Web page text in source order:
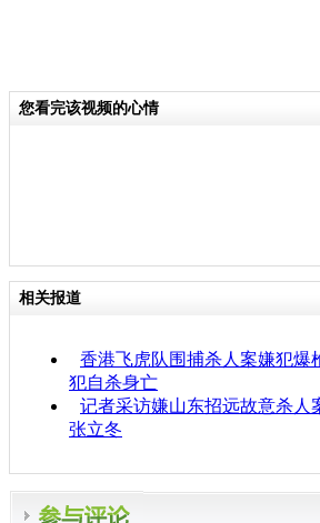
您看完该视频的心情
相关报道
香港飞虎队围捕杀人案嫌犯爆
犯自杀身亡
记者采访嫌山东招远故意杀人
张立冬